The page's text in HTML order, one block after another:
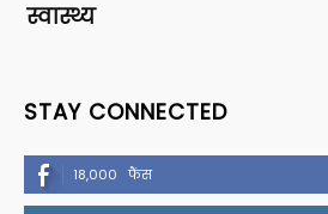
स्वास्थ्य
STAY CONNECTED
18,000 फैंस